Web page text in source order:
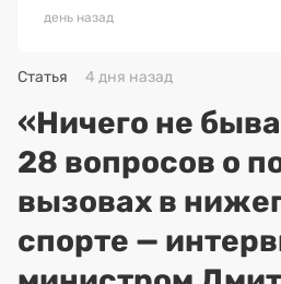
день назад
Статья 4 дня назад
«Ничего не
28 вопросов о
вызовах в
спорте —